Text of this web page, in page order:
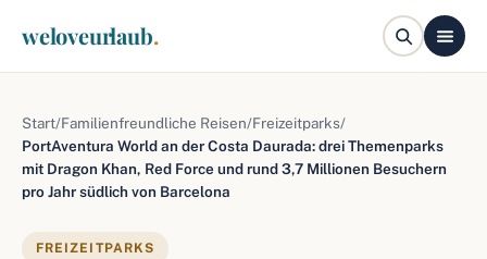
weloveurlaub.
Start/Familienfreundliche Reisen/Freizeitparks/
PortAventura World an der Costa Daurada: drei Themenparks
mit Dragon Khan, Red Force und rund 3,7 Millionen Besuchern
pro Jahr südlich von Barcelona
FREIZEITPARKS